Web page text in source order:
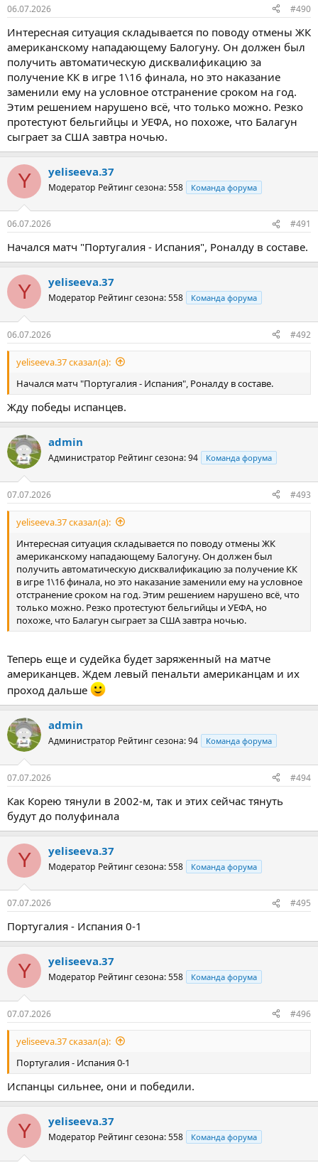
06.07.2026 #490
Интересная ситуация складывается по поводу отмены ЖК
американскому нападающему Балогуну. Он должен был
получить автоматическую дисквалификацию за
получение КК в игре 1\16 финала, но это наказание
заменили ему на условное отстранение сроком на год.
Этим решением нарушено всё, что только можно. Резко
протестуют бельгийцы и УЕФА, но похоже, что Балагун
сыграет за США завтра ночью.
Y yeliseeva.37
Модератор Рейтинг сезона: 558 Команда форума
06.07.2026 #491
Начался матч "Португалия - Испания", Роналду в составе.
Y yeliseeva.37
Модератор Рейтинг сезона: 558 Команда форума
06.07.2026 #492
yeliseeva.37 сказал(а):
Начался матч "Португалия - Испания", Роналду в составе.
Жду победы испанцев.
admin
Администратор Рейтинг сезона: 94 Команда форума
07.07.2026 #493
yeliseeva.37 сказал(а):
Интересная ситуация складывается по поводу отмены ЖК
американскому нападающему Балогуну. Он должен был
получить автоматическую дисквалификацию за получение КК
в игре 1\16 финала, но это наказание заменили ему на условное
отстранение сроком на год. Этим решением нарушено всё, что
только можно. Резко протестуют бельгийцы и УЕФА, но
похоже, что Балагун сыграет за США завтра ночью.
Теперь еще и судейка будет заряженный на матче
американцев. Ждем левый пенальти американцам и их
проход дальше
admin
Администратор Рейтинг сезона: 94 Команда форума
07.07.2026 #494
Как Корею тянули в 2002-м, так и этих сейчас тянуть
будут до полуфинала
Y yeliseeva.37
Модератор Рейтинг сезона: 558 Команда форума
07.07.2026 #495
Португалия - Испания 0-1
Y yeliseeva.37
Модератор Рейтинг сезона: 558 Команда форума
07.07.2026 #496
yeliseeva.37 сказал(а):
Португалия - Испания 0-1
Испанцы сильнее, они и победили.
Y yeliseeva.37
Модератор Рейтинг сезона: 558 Команда форума